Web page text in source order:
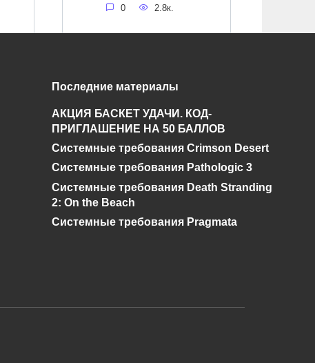
0 2.8к.
Поиски
Шахматиста. Гид по
STALKER ОП 2.2
0 92.4к.
Последние материалы
АКЦИЯ БАСКЕТ УДАЧИ. КОД-
ПРИГЛАШЕНИЕ НА 50 БАЛЛОВ
Системные требования Crimson Desert
Системные требования Pathologic 3
Системные требования Death Stranding
2: On the Beach
Системные требования Pragmata